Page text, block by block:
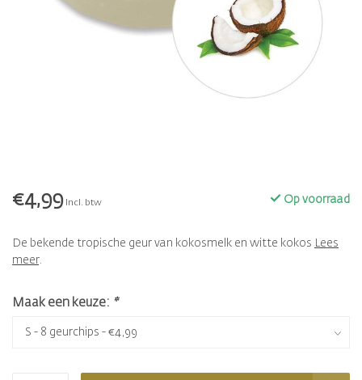
€4,99 Incl. btw Op voorraad
De bekende tropische geur van kokosmelk en witte kokos Lees
meer.
Maak een keuze: *